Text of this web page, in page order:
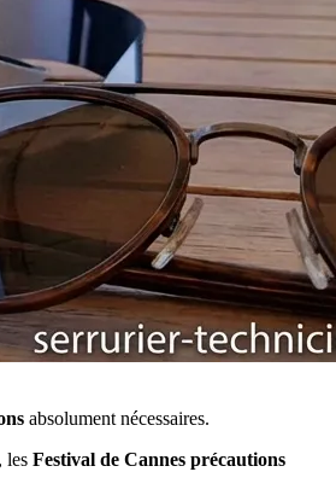
absolument nécessaires.
les Festival de Cannes précautions